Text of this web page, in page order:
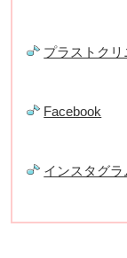
プラストク
Facebook
インスタグラ